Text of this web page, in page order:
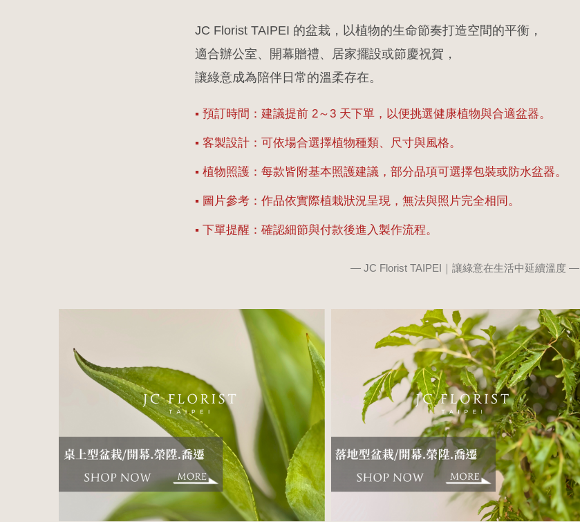
JC Florist TAIPEI 的盆栽，以植物的生命節奏打造空間的平衡，
適合辦公室、開幕贈禮、居家擺設或節慶祝賀，
讓綠意成為陪伴日常的溫柔存在。
▪ 預訂時間：建議提前 2～3 天下單，以便挑選健康植物與合適盆器。
▪ 客製設計：可依場合選擇植物種類、尺寸與風格。
▪ 植物照護：每款皆附基本照護建議，部分品項可選擇包裝或防水盆器。
▪ 圖片參考：作品依實際植栽狀況呈現，無法與照片完全相同。
▪ 下單提醒：確認細節與付款後進入製作流程。
— JC Florist TAIPEI｜讓綠意在生活中延續溫度 —